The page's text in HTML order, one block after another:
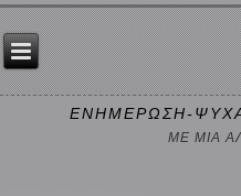
ΕΝΗΜΕΡΩΣΗ-
ΜΕ ΜΙΑ